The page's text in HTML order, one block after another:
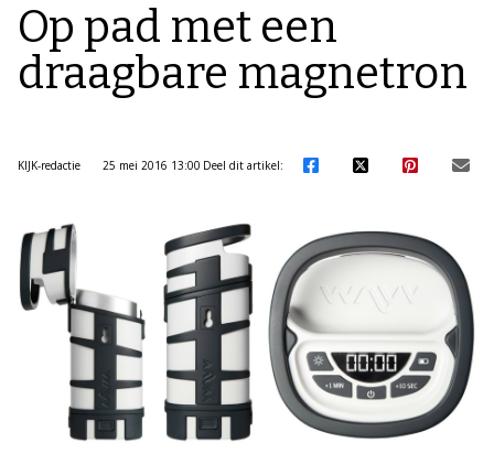
Op pad met een
draagbare magnetron
KIJK-redactie 25 mei 2016 13:00 Deel dit artikel: